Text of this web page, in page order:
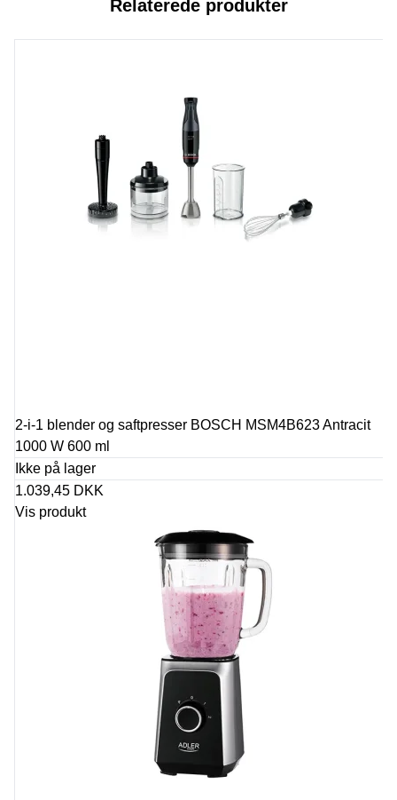
Relaterede produkter
2-i-1 blender og saftpresser BOSCH MSM4B623 Antracit
1000 W 600 ml
Ikke på lager
1.039,45 DKK
Vis produkt